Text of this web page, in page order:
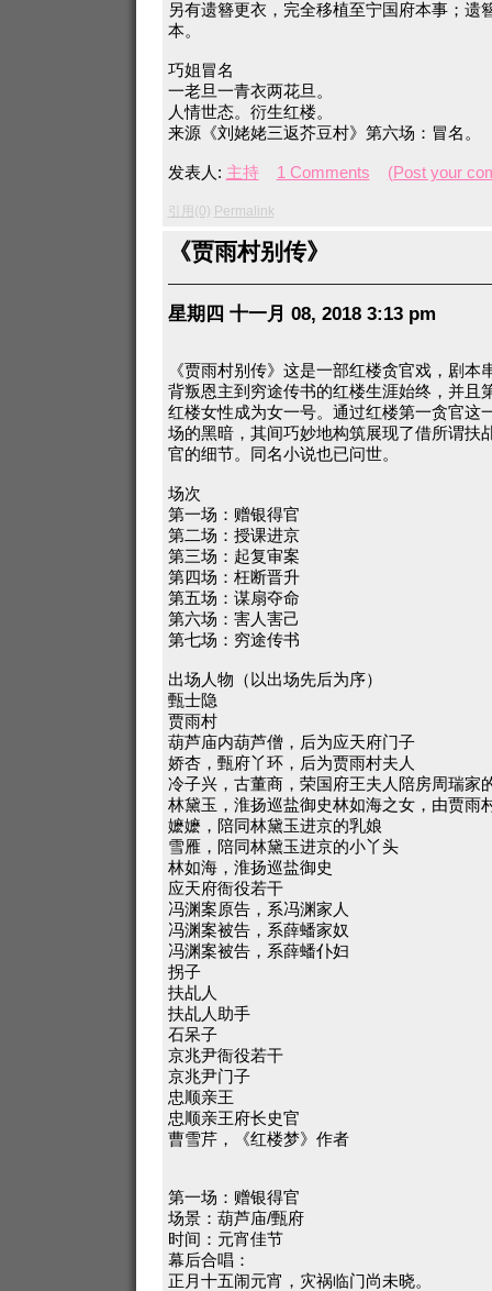
另有遗簪更衣，完全移植至宁国府本事；遗
本。
巧姐冒名
一老旦一青衣两花旦。
人情世态。衍生红楼。
来源《刘姥姥三返芥豆村》第六场：冒名。
发表人: 主持 1 Comments (Post your
引用(0) Permalink
《贾雨村别传》
星期四 十一月 08, 2018 3:13 pm
《贾雨村别传》这是一部红楼贪官戏，剧
背叛恩主到穷途传书的红楼生涯始终，并且
红楼女性成为女一号。通过红楼第一贪官这
场的黑暗，其间巧妙地构筑展现了借所谓扶
官的细节。同名小说也已问世。
场次
第一场：赠银得官
第二场：授课进京
第三场：起复审案
第四场：枉断晋升
第五场：谋扇夺命
第六场：害人害己
第七场：穷途传书
出场人物（以出场先后为序）
甄士隐
贾雨村
葫芦庙内葫芦僧，后为应天府门子
娇杏，甄府丫环，后为贾雨村夫人
冷子兴，古董商，荣国府王夫人陪房周瑞家
林黛玉，淮扬巡盐御史林如海之女，由贾雨
嬷嬷，陪同林黛玉进京的乳娘
雪雁，陪同林黛玉进京的小丫头
林如海，淮扬巡盐御史
应天府衙役若干
冯渊案原告，系冯渊家人
冯渊案被告，系薛蟠家奴
冯渊案被告，系薛蟠仆妇
拐子
扶乩人
扶乩人助手
石呆子
京兆尹衙役若干
京兆尹门子
忠顺亲王
忠顺亲王府长史官
曹雪芹，《红楼梦》作者
第一场：赠银得官
场景：葫芦庙/甄府
时间：元宵佳节
幕后合唱：
正月十五闹元宵，灾祸临门尚未晓。